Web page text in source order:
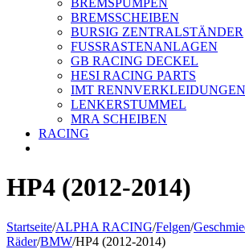
BREMSPUMPEN
BREMSSCHEIBEN
BURSIG ZENTRALSTÄNDER
FUSSRASTENANLAGEN
GB RACING DECKEL
HESI RACING PARTS
IMT RENNVERKLEIDUNGEN
LENKERSTUMMEL
MRA SCHEIBEN
RACING
HP4 (2012-2014)
Startseite/ALPHA RACING/Felgen/
Räder/BMW/HP4 (2012-2014)